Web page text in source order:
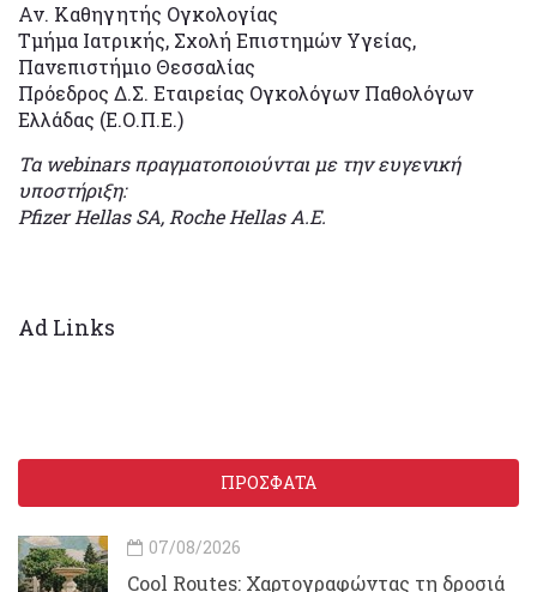
Αν. Καθηγητής Ογκολογίας
Τμήμα Ιατρικής, Σχολή Επιστημών Υγείας,
Πανεπιστήμιο Θεσσαλίας
Πρόεδρος Δ.Σ. Εταιρείας Ογκολόγων Παθολόγων
Ελλάδας (Ε.Ο.Π.Ε.)
Τα webinars πραγματοποιούνται με την ευγενική
υποστήριξη:
Pfizer Hellas SA, Roche Hellas Α.Ε.
Ad Links
ΠΡΟΣΦΑΤΑ
07/08/2026
Cool Routes: Χαρτογραφώντας τη δροσιά